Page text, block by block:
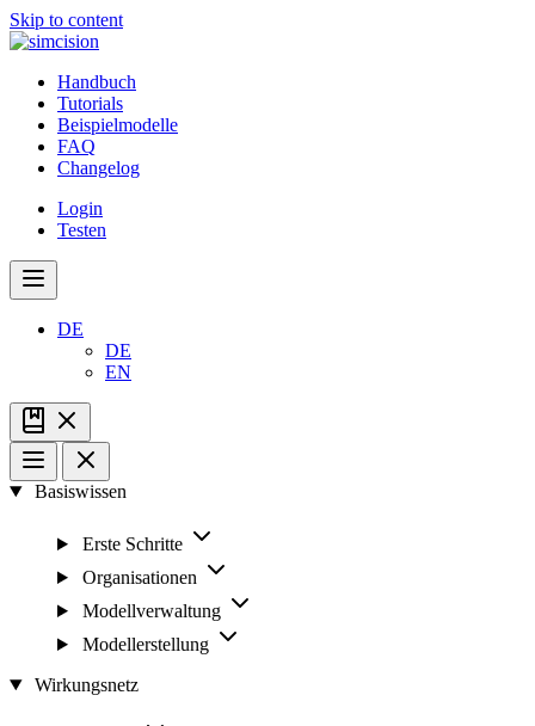
Skip to content
Handbuch
Tutorials
Beispielmodelle
FAQ
Changelog
Login
Testen
DE
DE
EN
Basiswissen
Erste Schritte
Organisationen
Modellverwaltung
Modellerstellung
Wirkungsnetz